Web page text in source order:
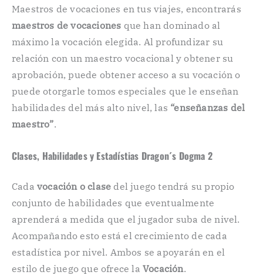
Maestros de vocaciones en tus viajes, encontrarás
maestros de vocaciones que han dominado al
máximo la vocación elegida. Al profundizar su
relación con un maestro vocacional y obtener su
aprobación, puede obtener acceso a su vocación o
puede otorgarle tomos especiales que le enseñan
habilidades del más alto nivel, las “enseñanzas del
maestro”.
Clases, Habilidades y Estadístias Dragon´s Dogma 2
Cada vocación o clase del juego tendrá su propio
conjunto de habilidades que eventualmente
aprenderá a medida que el jugador suba de nivel.
Acompañando esto está el crecimiento de cada
estadística por nivel. Ambos se apoyarán en el
estilo de juego que ofrece la Vocación.